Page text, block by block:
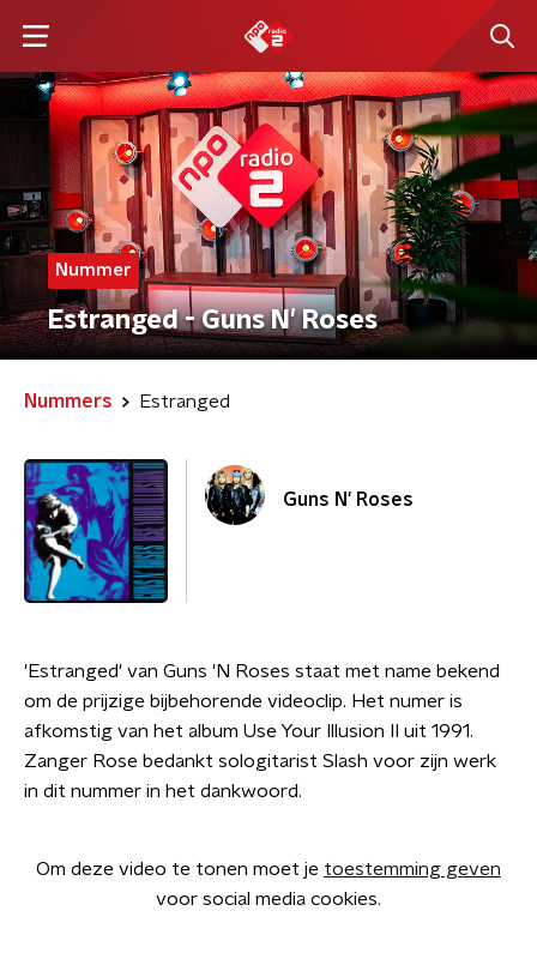
Nummer
Estranged - Guns N' Roses
Nummers Estranged
Guns N' Roses
'Estranged' van Guns 'N Roses staat met name bekend
om de prijzige bijbehorende videoclip. Het numer is
afkomstig van het album Use Your Illusion II uit 1991.
Zanger Rose bedankt sologitarist Slash voor zijn werk
in dit nummer in het dankwoord.
Om deze video te tonen moet je toestemming geven
voor social media cookies.